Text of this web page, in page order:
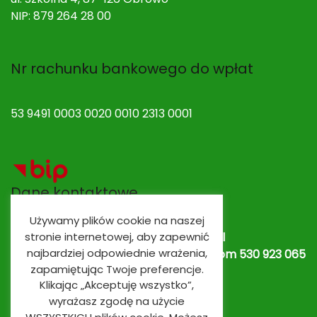
NIP: 879 264 28 00
Nr rachunku bankowego do wpłat
53 9491 0003 0020 0010 2313 0001
Dane kontaktowe
Adres e-mail:spobrowo@spobrowo.pl
Nr telefonu / fax:(56) 674 70 30 tel. kom 530 923 065
530 923 839Oddziały przedszkolne
Używamy plików cookie na naszej
stronie internetowej, aby zapewnić
najbardziej odpowiednie wrażenia,
zapamiętując Twoje preferencje.
Klikając „Akceptuję wszystko”,
wyrażasz zgodę na użycie